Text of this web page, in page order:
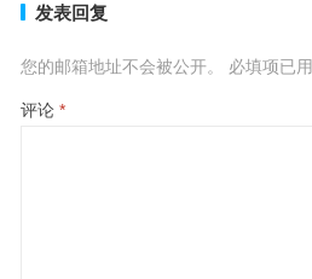
发表回复
您的邮箱地址不会被公开。 必填项已用
评论 *